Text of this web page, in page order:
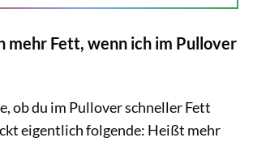
mehr Fett, wenn ich im Pullover
ob du im Pullover schneller Fett
eigentlich folgende: Heißt mehr